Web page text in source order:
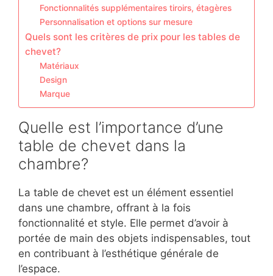
Fonctionnalités supplémentaires tiroirs, étagères
Personnalisation et options sur mesure
Quels sont les critères de prix pour les tables de
chevet?
Matériaux
Design
Marque
Quelle est l’importance d’une
table de chevet dans la
chambre?
La table de chevet est un élément essentiel
dans une chambre, offrant à la fois
fonctionnalité et style. Elle permet d’avoir à
portée de main des objets indispensables, tout
en contribuant à l’esthétique générale de
l’espace.